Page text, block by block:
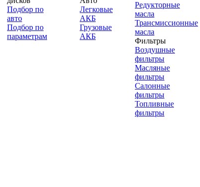
Подбор по
авто
Подбор по
параметрам
Легковые
АКБ
Грузовые
АКБ
Редукторные
масла
Трансмиссионные
масла
Фильтры
Воздушные
фильтры
Масляные
фильтры
Салонные
фильтры
Топливные
фильтры